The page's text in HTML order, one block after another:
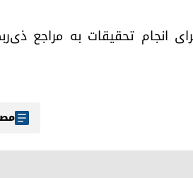
انجام تحقیقات به مراجع